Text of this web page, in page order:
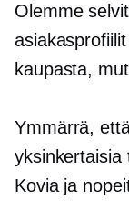
Olemme
kaupasta,
Ymmärrä,
yksinkertaisia
Kovia ja